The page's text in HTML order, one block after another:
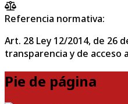
Referencia normativa:
Art. 28 Ley 12/2014, de 26
transparencia y de acceso
Pie de página